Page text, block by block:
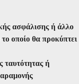
ασφάλισης ή άλλο
οποίο θα προκύπτει
ταυτότητας ή